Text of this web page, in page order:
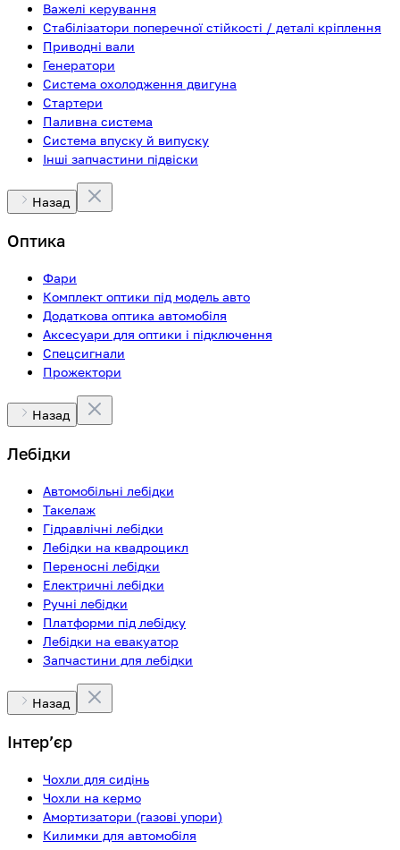
Важелі керування
Стабілізатори поперечної стійкості / деталі кріплення
Приводні вали
Генератори
Система охолодження двигуна
Стартери
Паливна система
Система впуску й випуску
Інші запчастини підвіски
Назад
Оптика
Фари
Комплект оптики під модель авто
Додаткова оптика автомобіля
Аксесуари для оптики і підключення
Спецсигнали
Прожектори
Назад
Лебідки
Автомобільні лебідки
Такелаж
Гідравлічні лебідки
Лебідки на квадроцикл
Переносні лебідки
Електричні лебідки
Ручні лебідки
Платформи під лебідку
Лебідки на евакуатор
Запчастини для лебідки
Назад
Інтерʼєр
Чохли для сидінь
Чохли на кермо
Амортизатори (газові упори)
Килимки для автомобіля